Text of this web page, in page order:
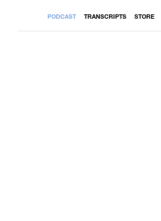
PODCAST TRANSCRIPTS STORE